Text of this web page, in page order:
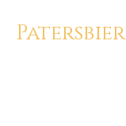
Patersbier